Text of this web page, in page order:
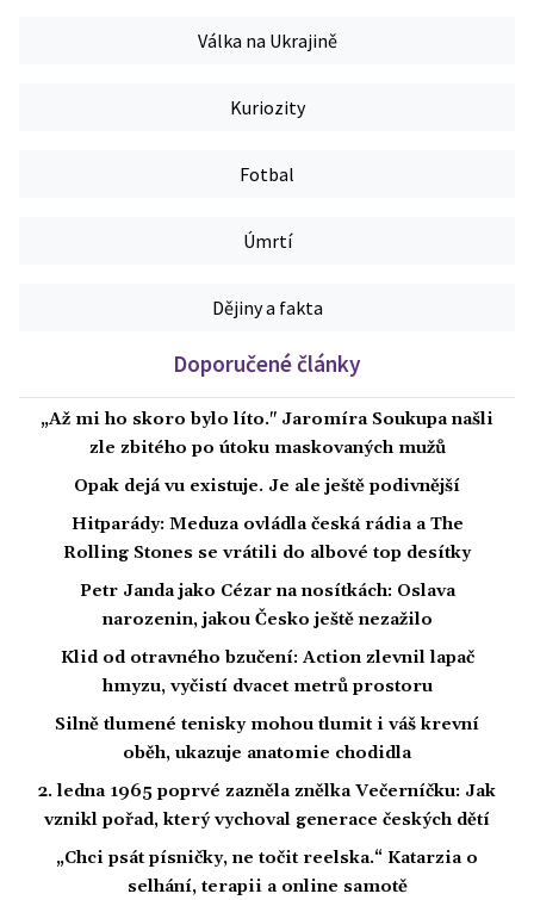
Válka na Ukrajině
Kuriozity
Fotbal
Úmrtí
Dějiny a fakta
Doporučené články
„Až mi ho skoro bylo líto." Jaromíra Soukupa našli
zle zbitého po útoku maskovaných mužů
Opak dejá vu existuje. Je ale ještě podivnější
Hitparády: Meduza ovládla česká rádia a The
Rolling Stones se vrátili do albové top desítky
Petr Janda jako Cézar na nosítkách: Oslava
narozenin, jakou Česko ještě nezažilo
Klid od otravného bzučení: Action zlevnil lapač
hmyzu, vyčistí dvacet metrů prostoru
Silně tlumené tenisky mohou tlumit i váš krevní
oběh, ukazuje anatomie chodidla
2. ledna 1965 poprvé zazněla znělka Večerníčku: Jak
vznikl pořad, který vychoval generace českých dětí
„Chci psát písničky, ne točit reelska.“ Katarzia o
selhání, terapii a online samotě